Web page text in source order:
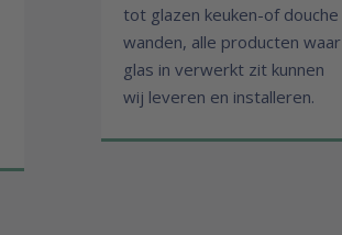
tot glazen keuken-of douche
wanden, alle producten waar
glas in verwerkt zit kunnen
wij leveren en installeren.